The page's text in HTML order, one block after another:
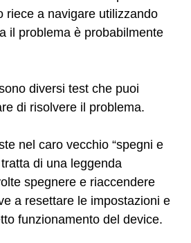
riece a navigare utilizzando
il problema è probabilmente
diversi test che puoi
di risolvere il problema.
nel caro vecchio “spegni e
di una leggenda
spegnere e riaccendere
a resettare le impostazioni e
funzionamento del device.